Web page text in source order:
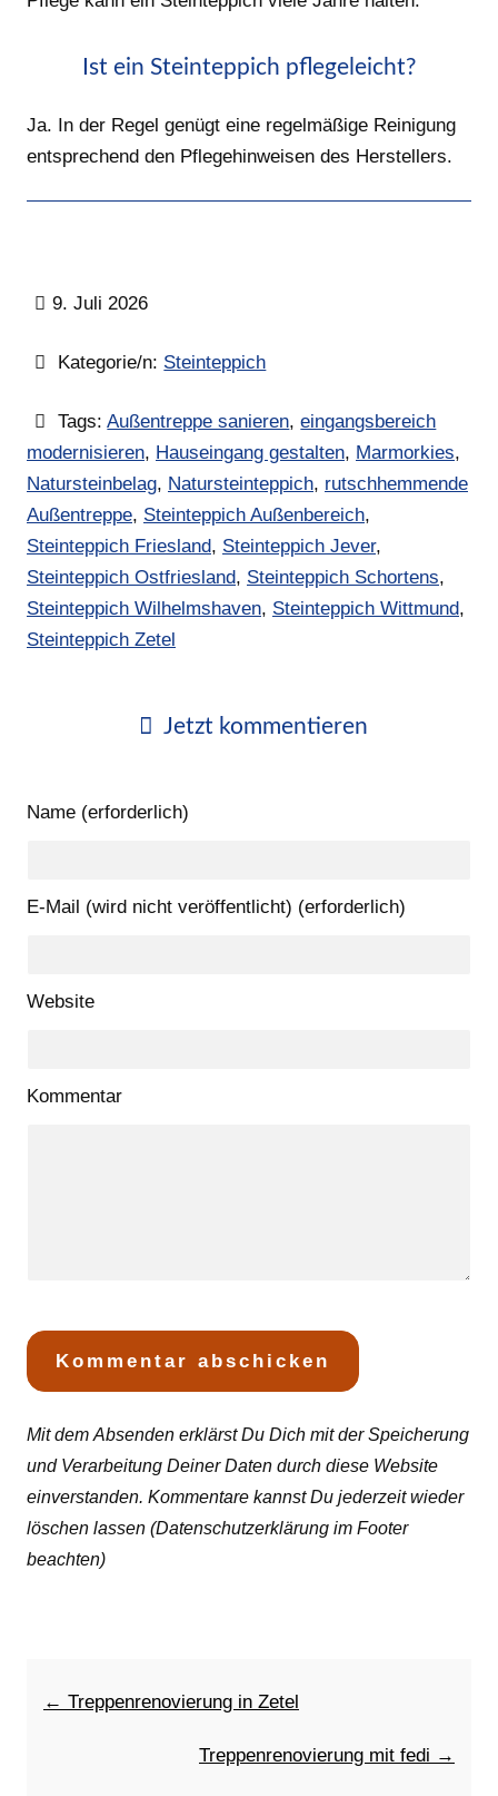
Ist ein Steinteppich pflegeleicht?
Ja. In der Regel genügt eine regelmäßige Reinigung
entsprechend den Pflegehinweisen des Herstellers.
9. Juli 2026
Kategorie/n: Steinteppich
Tags:Außentreppe sanieren,eingangsbereich
modernisieren, Hauseingang gestalten, Marmorkies,
Natursteinbelag, Natursteinteppich, rutschhemmende
Außentreppe, Steinteppich Außenbereich,
Steinteppich Friesland, Steinteppich Jever,
Steinteppich Ostfriesland, Steinteppich Schortens,
Steinteppich Wilhelmshaven, Steinteppich Wittmund,
Steinteppich Zetel
Jetzt kommentieren
Name (erforderlich)
E-Mail (wird nicht veröffentlicht) (erforderlich)
Website
Kommentar
Mit dem Absenden erklärst Du Dich mit der Speicherung
und Verarbeitung Deiner Daten durch diese Website
einverstanden. Kommentare kannst Du jederzeit wieder
löschen lassen (Datenschutzerklärung im Footer
beachten)
← Treppenrenovierung in Zetel
Treppenrenovierung mit fedi →